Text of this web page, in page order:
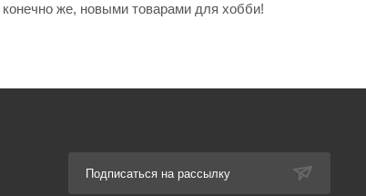
же, новыми товарами для хобби!
Подписаться на рассылку